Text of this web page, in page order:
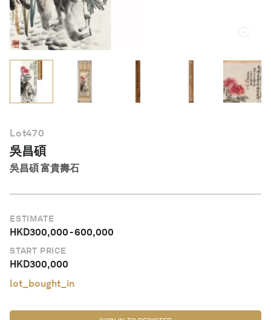
Lot470
吳昌碩
吳昌碩 富貴壽石
ESTIMATE
HKD300,000-600,000
START PRICE
HKD300,000
lot_bought_in